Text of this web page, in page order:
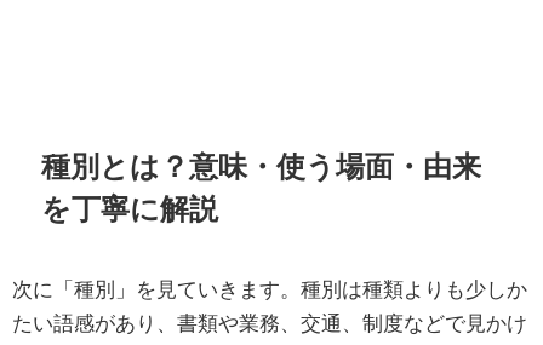
種別とは？意味・使う場面・由来
を丁寧に解説
次に「種別」を見ていきます。種別は種類よりも少しか
たい語感があり、書類や業務、交通、制度などで見かけ